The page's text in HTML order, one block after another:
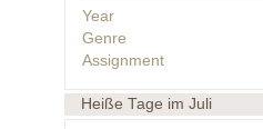
Year
Genre
Assignment
Heiße Tage im Juli